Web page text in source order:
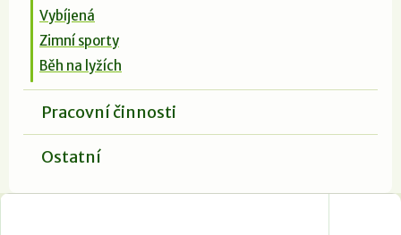
Vybíjená
Zimní sporty
Běh na lyžích
Pracovní činnosti
Ostatní